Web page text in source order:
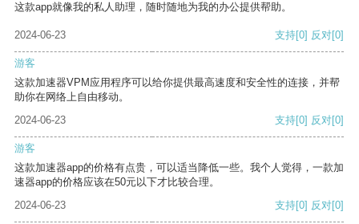
这款app就像我的私人助理，随时随地为我的办公提供帮助。
2024-06-23 支持[0] 反对[0]
游客
这款加速器VPM应用程序可以给你提供最高速度和安全性的连接，并帮
助你在网络上自由移动。
2024-06-23
支持[0] 反对[0]
游客
这款加速器app的价格有点贵，可以适当降低一些。我个人觉得，一款加
速器app的价格应该在50元以下才比较合理。
2024-06-23
支持[0] 反对[0]